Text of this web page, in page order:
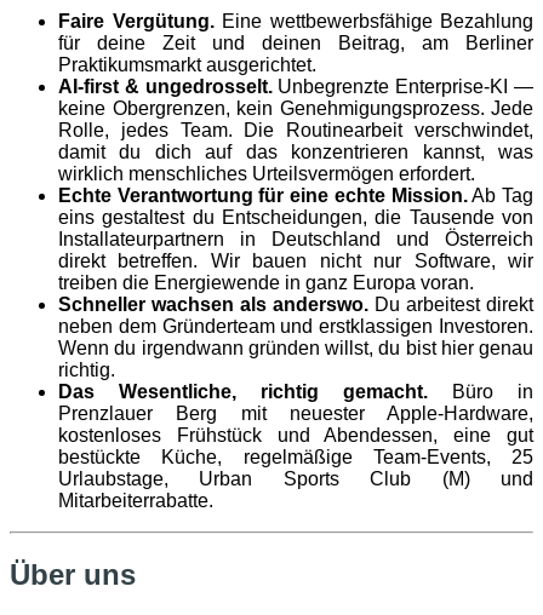
Faire Vergütung.Eine wettbewerbsfähige Bezahlung
für deine Zeit und deinen Beitrag, am Berliner
Praktikumsmarkt ausgerichtet.
AI-first & ungedrosselt.Unbegrenzte Enterprise-KI —
keine Obergrenzen, kein Genehmigungsprozess. Jede
Rolle, jedes Team. Die Routinearbeit verschwindet,
damit du dich auf das konzentrieren kannst, was
wirklich menschliches Urteilsvermögen erfordert.
Echte Verantwortung für eine echte Mission.Ab Tag
eins gestaltest du Entscheidungen, die Tausende von
Installateurpartnern in Deutschland und Österreich
direkt betreffen. Wir bauen nicht nur Software, wir
treiben die Energiewende in ganz Europa voran.
Schneller wachsen als anderswo. Du arbeitest direkt
neben dem Gründerteam und erstklassigen Investoren.
Wenn du irgendwann gründen willst, du bist hier genau
richtig.
Das Wesentliche, richtig gemacht. Büro in
Prenzlauer Berg mit neuester Apple-Hardware,
kostenloses Frühstück und Abendessen, eine gut
bestückte Küche, regelmäßige Team-Events, 25
Urlaubstage, Urban Sports Club (M) und
Mitarbeiterrabatte.
Über uns